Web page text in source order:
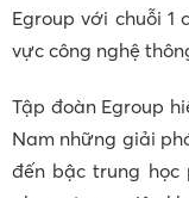
Egroup với chuỗi 1
vực công nghệ
Tập đoàn Egroup
Nam những giải
đến bậc trung học